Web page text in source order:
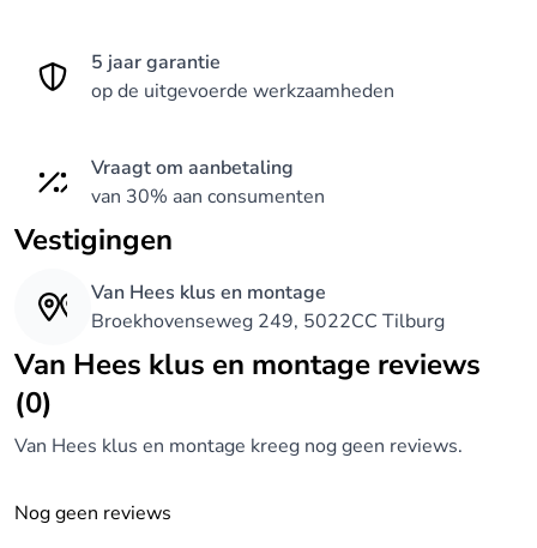
5 jaar garantie
op de uitgevoerde werkzaamheden
Vraagt om aanbetaling
van 30% aan consumenten
Vestigingen
Van Hees klus en montage
Broekhovenseweg 249, 5022CC Tilburg
Van Hees klus en montage reviews
(0)
Van Hees klus en montage kreeg nog geen reviews.
Nog geen reviews